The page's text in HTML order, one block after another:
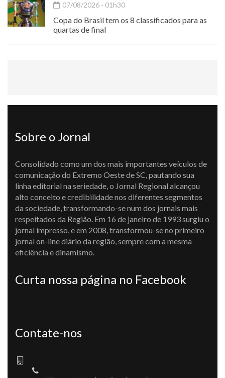
07/08/2026 - 01h30
Copa do Brasil tem os 8 classificados para as
quartas de final
Sobre o Jornal
Consolidado como um dos mais importantes veículos de
comunicação do Extremo Oeste de SC, pautando sua
linha editorial na seriedade, o Jornal Regional alcançou
alto conceito e credibilidade nos diferentes segmentos
da sociedade, transformando-se num dos jornais mais
respeitados da Região. Em 16 de janeiro de 1993 surgiu o
jornal impresso, e em 2008, transformou-se no primeiro
jornal on-line diário da região, sempre com a mesma
eficiência e dinamismo.
Curta nossa página no Facebook
Contate-nos